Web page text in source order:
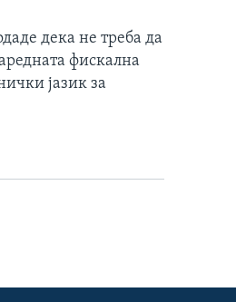
дека не треба да
фискална
јазик за